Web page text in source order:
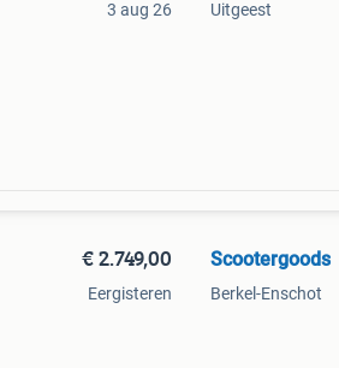
3 aug 26 Uitgeest
€ 2.749,00
Eergisteren
Scootergoods
Berkel-Enschot